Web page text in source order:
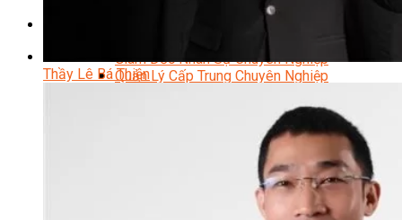
Giám Đốc Nhân Sự Chuyên Nghiệp
Quản Lý Cấp Trung Chuyên Nghiệp
Chuyên Viên Quản Trị Vận Hành Hệ Thống
An Ninh Mạng (Network Security)
Chuyên Viên Quản Trị Hệ Thống Và An Ninh
Quản Trị Hệ Thống Linux
Quản Trị Vận Hành Microsoft Azure
Data Analyst (Phân Tích Dữ Liệu)
Thầy Lê Bá Thiện